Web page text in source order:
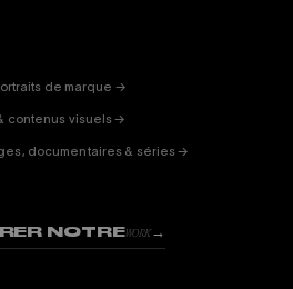
de marque →
contenus visuels →
documentaires & séries →
NOTREWORK→